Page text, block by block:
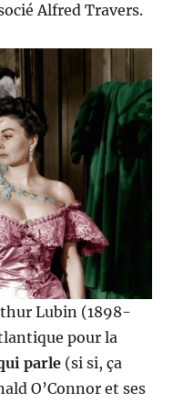
Alfred Travers.
Lubin (1898-
pour la
parle (si si, ça
O’Connor et ses